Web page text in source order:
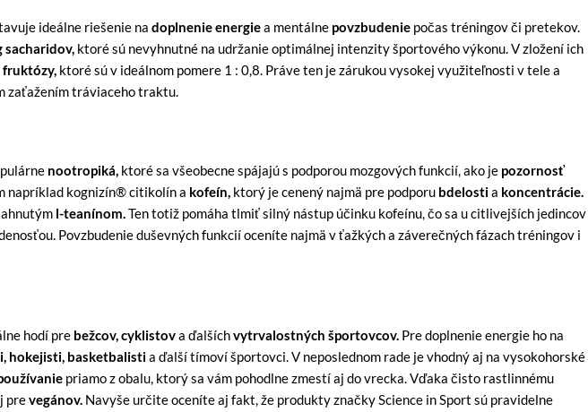
ideálne riešenie na doplnenie energiea mentálne povzbudenie počas tréningov či pretekov.
sacharidov, ktoré sú nevyhnutné na udržanie optimálnej intenzity športového výkonu. V zložení ich
fruktózy, ktoré sú v ideálnom pomere 1 : 0,8. Práve ten je zárukou vysokej využiteľnosti v tele a
zaťažením tráviaceho traktu.
nootropiká, ktoré sa všeobecne spájajú s podporou mozgových funkcií, ako je pozornosť
napríklad kognizín® citikolín a kofeín, ktorý je cenený najmä pre podporu bdelostia koncentrácie.
l-teanínom.Ten totiž pomáha tlmiť silný nástup účinku kofeínu, čo sa u citlivejších jedincov
Povzbudenie duševných funkcií oceníte najmä v ťažkých a záverečných fázach tréningov i
hodí pre bežcov, cyklistova ďalšíchvytrvalostných športovcov. Pre doplnenie energie ho na
hokejisti, basketbalistia ďalší tímoví športovci. V neposlednom rade je vhodný aj na vysokohorské
priamo z obalu, ktorý sa vám pohodlne zmestí aj do vrecka. Vďaka čisto rastlinnému
prevegánov. Navyše určite oceníte aj fakt, že produkty značky Science in Sport sú pravidelne